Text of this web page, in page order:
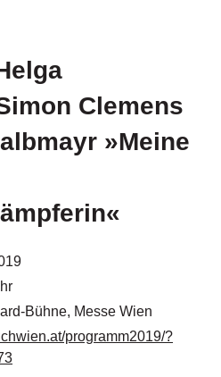
Clemens
»Meine
Bühne, Messe Wien
programm2019/?